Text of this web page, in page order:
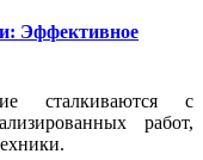
Эффективное
сталкиваются с
работ,